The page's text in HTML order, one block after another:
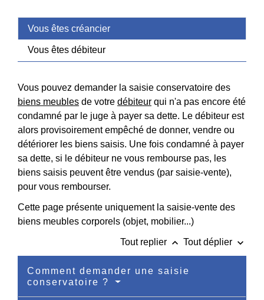
Vous êtes créancier
Vous êtes débiteur
Vous pouvez demander la saisie conservatoire des
biens meubles de votre débiteur qui n'a pas encore été
condamné par le juge à payer sa dette. Le débiteur est
alors provisoirement empêché de donner, vendre ou
détériorer les biens saisis. Une fois condamné à payer
sa dette, si le débiteur ne vous rembourse pas, les
biens saisis peuvent être vendus (par saisie-vente),
pour vous rembourser.
Cette page présente uniquement la saisie-vente des
biens meubles corporels (objet, mobilier...)
Tout replier keyboard_arrow_up Tout déplier keyboard_arrow_down
Comment demander une saisie
conservatoire ?